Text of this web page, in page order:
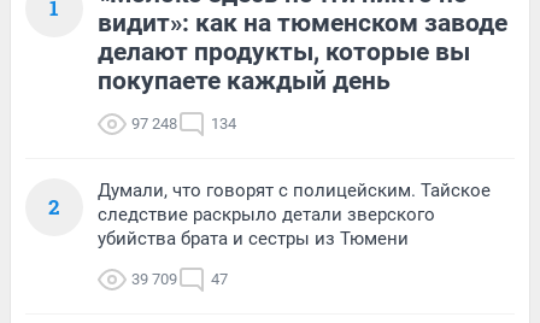
1
видит»: как на тюменском заводе
делают продукты, которые вы
покупаете каждый день
97 248 134
2
Думали, что говорят с полицейским. Тайское
следствие раскрыло детали зверского
убийства брата и сестры из Тюмени
39 709 47